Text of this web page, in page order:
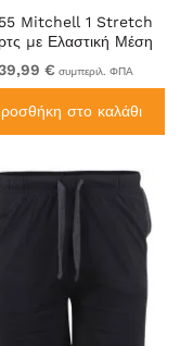
Mitchell 1 Stretch
με Ελαστική Μέση
Χακί
€ συμπεριλ. ΦΠΑ
στο καλάθι